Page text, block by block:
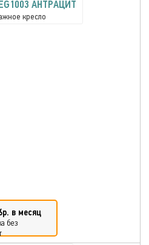
АНТРАЦИТ
кресло
в месяц
без